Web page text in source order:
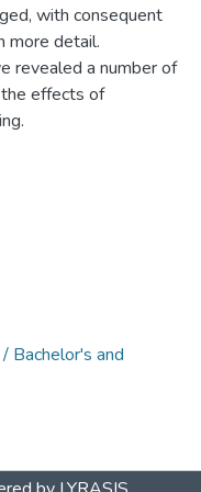
with consequent
more detail.
revealed a number of
effects of
Bachelor's and